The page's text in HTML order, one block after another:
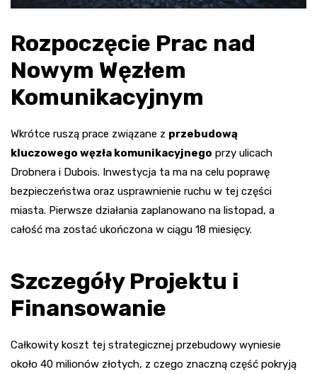
Rozpoczęcie Prac nad
Nowym Węzłem
Komunikacyjnym
Wkrótce ruszą prace związane z przebudową
kluczowego węzła komunikacyjnego przy ulicach
Drobnera i Dubois. Inwestycja ta ma na celu poprawę
bezpieczeństwa oraz usprawnienie ruchu w tej części
miasta. Pierwsze działania zaplanowano na listopad, a
całość ma zostać ukończona w ciągu 18 miesięcy.
Szczegóły Projektu i
Finansowanie
Całkowity koszt tej strategicznej przebudowy wyniesie
około 40 milionów złotych, z czego znaczną część pokryją